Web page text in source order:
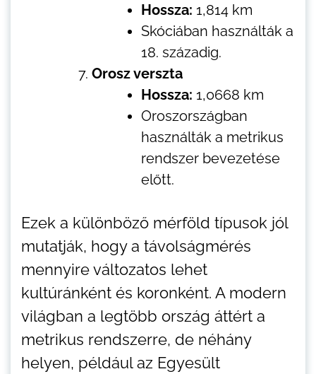
Hossza: 1,814 km
Skóciában használták a
18. századig.
Orosz verszta
Hossza: 1,0668 km
Oroszországban
használták a metrikus
rendszer bevezetése
előtt.
Ezek a különböző mérföld típusok jól
mutatják, hogy a távolságmérés
mennyire változatos lehet
kultúránként és koronként. A modern
világban a legtöbb ország áttért a
metrikus rendszerre, de néhány
helyen, például az Egyesült